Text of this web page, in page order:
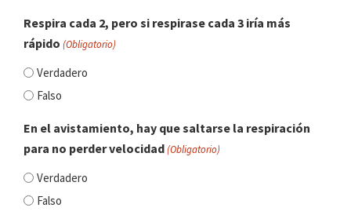
Respira cada 2, pero si respirase cada 3 iría más
rápido (Obligatorio)
Verdadero
Falso
En el avistamiento, hay que saltarse la respiración
para no perder velocidad(Obligatorio)
Verdadero
Falso